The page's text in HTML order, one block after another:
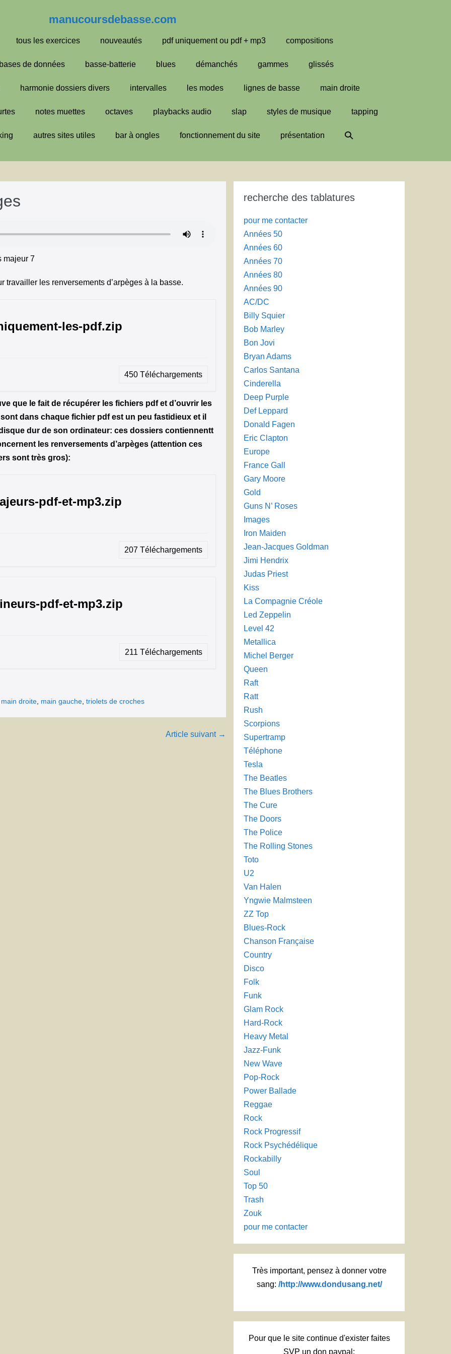
manucoursdebasse.com
tous les exercices nouveautés pdf uniquement ou pdf + mp3 compositions
bases de données basse-batterie blues démanchés gammes glissés
harmonie dossiers divers intervalles les modes lignes de basse main droite
notes muettes octaves playbacks audio slap styles de musique tapping
autres sites utiles bar à ongles fonctionnement du site présentation
Basculer
recherche
majeur 7
travailler les renversements d’arpèges à la basse.
les-pdf.zip
450 Téléchargements
que le fait de récupérer les fichiers pdf et d’ouvrir les
dans chaque fichier pdf est un peu fastidieux et il
dur de son ordinateur: ces dossiers contiennentt
les renversements d’arpèges (attention ces
sont très gros):
pdf-et-mp3.zip
207 Téléchargements
pdf-et-mp3.zip
211 Téléchargements
main droite main gauche triolets de croches
Article suivant →
recherche des tablatures
pour me contacter
Années 50
Années 60
Années 70
Années 80
Années 90
AC/DC
Billy Squier
Bob Marley
Bon Jovi
Bryan Adams
Carlos Santana
Cinderella
Deep Purple
Def Leppard
Donald Fagen
Eric Clapton
Europe
France Gall
Gary Moore
Gold
Guns N’ Roses
Images
Iron Maiden
Jean-Jacques Goldman
Jimi Hendrix
Judas Priest
Kiss
La Compagnie Créole
Led Zeppelin
Level 42
Metallica
Michel Berger
Queen
Raft
Ratt
Rush
Scorpions
Supertramp
Téléphone
Tesla
The Beatles
The Blues Brothers
The Cure
The Doors
The Police
The Rolling Stones
Toto
U2
Van Halen
Yngwie Malmsteen
ZZ Top
Blues-Rock
Chanson Française
Country
Disco
Folk
Funk
Glam Rock
Hard-Rock
Heavy Metal
Jazz-Funk
New Wave
Pop-Rock
Power Ballade
Reggae
Rock
Rock Progressif
Rock Psychédélique
Rockabilly
Soul
Top 50
Trash
Zouk
pour me contacter
Très important, pensez à donner votre
sang: /http://www.dondusang.net/
Pour que le site continue d'exister faites
SVP un don paypal: